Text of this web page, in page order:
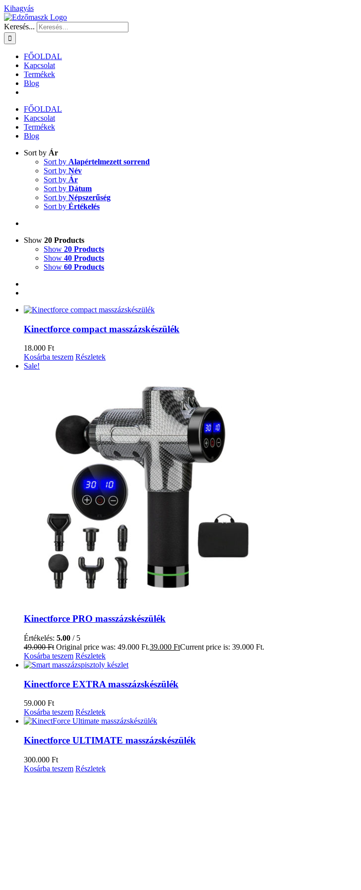
Kihagyás
Keresés...
FŐOLDAL
Kapcsolat
Termékek
Blog
FŐOLDAL
Kapcsolat
Termékek
Blog
Sort by Ár
Sort by Alapértelmezett sorrend
Sort by Név
Sort by Ár
Sort by Dátum
Sort by Népszerűség
Sort by Értékelés
Show 20 Products
Show 20 Products
Show 40 Products
Show 60 Products
Kinectforce compact masszázskészülék
18.000 Ft
Kosárba teszem Részletek
Sale!
Kinectforce PRO masszázskészülék
Értékelés: 5.00 / 5
49.000Ft Original price was: 49.000 Ft.39.000 FtCurrent price is: 39.000 Ft.
Kosárba teszem Részletek
Kinectforce EXTRA masszázskészülék
59.000 Ft
Kosárba teszem Részletek
Kinectforce ULTIMATE masszázskészülék
300.000 Ft
Kosárba teszem Részletek